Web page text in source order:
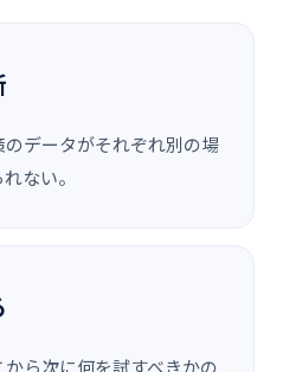
データがそれぞれ別の場
ない。
ら次に何を試すべきかの